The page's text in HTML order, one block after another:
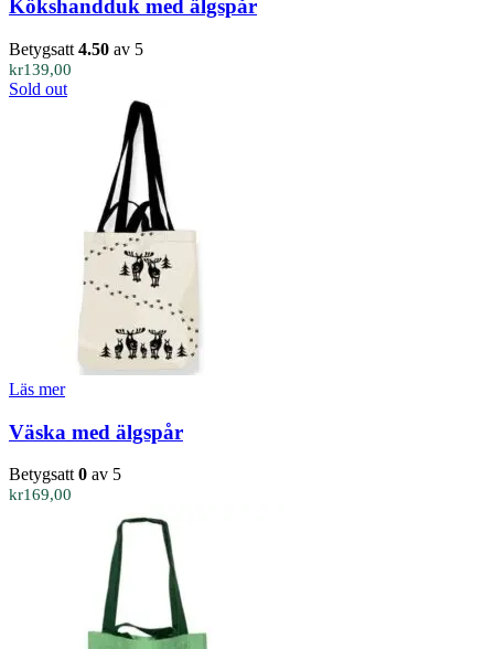
Kökshandduk med älgspår
Betygsatt 4.50 av 5
kr139,00
Sold out
Läs mer
Väska med älgspår
Betygsatt 0 av 5
kr169,00